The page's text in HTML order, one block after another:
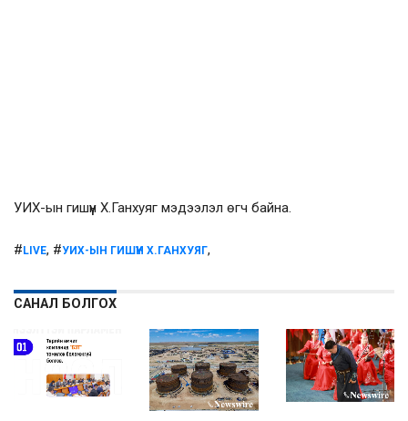
УИХ-ын гишүүн Х.Ганхуяг мэдээлэл өгч байна.
# LIVE, #УИХ-ЫН ГИШҮҮН Х.ГАНХУЯГ,
САНАЛ БОЛГОХ